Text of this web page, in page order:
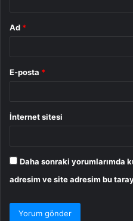
Ad *
E-posta *
İnternet sitesi
Daha sonraki yorumlarımda
adresim ve site adresim bu